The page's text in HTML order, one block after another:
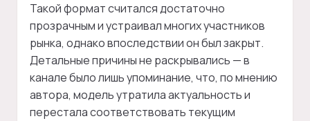
Такой формат считался достаточно
прозрачным и устраивал многих участников
рынка, однако впоследствии он был закрыт.
Детальные причины не раскрывались — в
канале было лишь упоминание, что, по мнению
автора, модель утратила актуальность и
перестала соответствовать текущим